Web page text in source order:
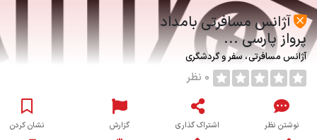
آژانس مسافرتی بامداد
پرواز پارسی ...
آژانس مسافرتی سفر و گردشگری
0 نظر
نوشتن نظر اشتراک گذاری گزارش نشان کردن